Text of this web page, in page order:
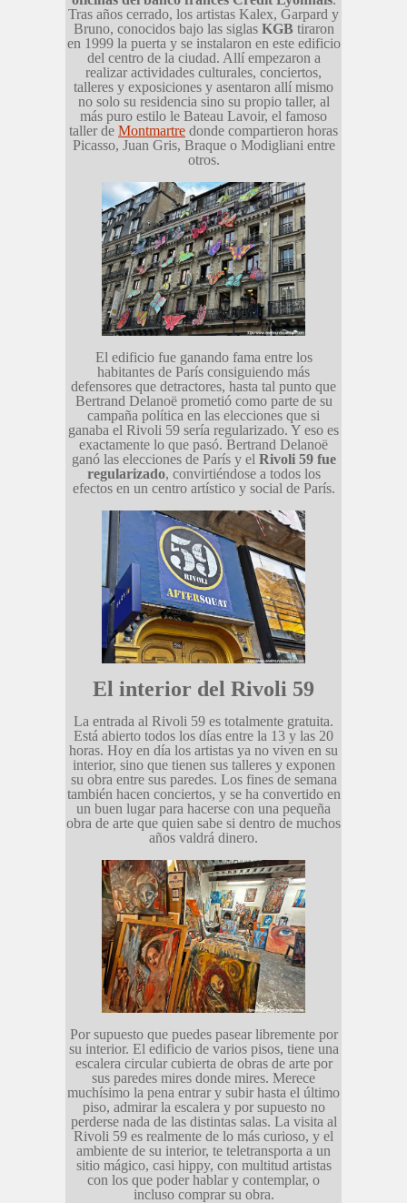
Tras años cerrado, los artistas Kalex, Garpard y
Bruno, conocidos bajo las siglas KGB tiraron
en 1999 la puerta y se instalaron en este edificio
del centro de la ciudad. Allí empezaron a
realizar actividades culturales, conciertos,
talleres y exposiciones y asentaron allí mismo
no solo su residencia sino su propio taller, al
más puro estilo le Bateau Lavoir, el famoso
taller de Montmartre donde compartieron horas
Picasso, Juan Gris, Braque o Modigliani entre
otros.
El edificio fue ganando fama entre los
habitantes de París consiguiendo más
defensores que detractores, hasta tal punto que
Bertrand Delanoë prometió como parte de su
campaña política en las elecciones que si
ganaba el Rivoli 59 sería regularizado. Y eso es
exactamente lo que pasó. Bertrand Delanoë
ganó las elecciones de París y el Rivoli 59 fue
regularizado, convirtiéndose a todos los
efectos en un centro artístico y social de París.
El interior del Rivoli 59
La entrada al Rivoli 59 es totalmente gratuita.
Está abierto todos los días entre la 13 y las 20
horas. Hoy en día los artistas ya no viven en su
interior, sino que tienen sus talleres y exponen
su obra entre sus paredes. Los fines de semana
también hacen conciertos, y se ha convertido en
un buen lugar para hacerse con una pequeña
obra de arte que quien sabe si dentro de muchos
años valdrá dinero.
Por supuesto que puedes pasear libremente por
su interior. El edificio de varios pisos, tiene una
escalera circular cubierta de obras de arte por
sus paredes mires donde mires. Merece
muchísimo la pena entrar y subir hasta el último
piso, admirar la escalera y por supuesto no
perderse nada de las distintas salas. La visita al
Rivoli 59 es realmente de lo más curioso, y el
ambiente de su interior, te teletransporta a un
sitio mágico, casi hippy, con multitud artistas
con los que poder hablar y contemplar, o
incluso comprar su obra.